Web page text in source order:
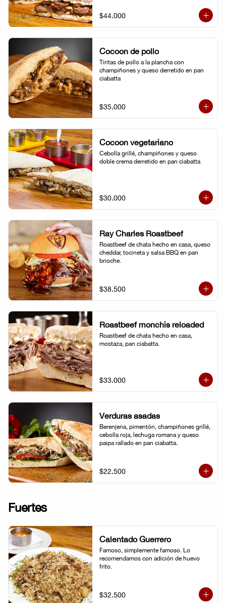
$44.000
Cocoon de pollo
Tiritas de pollo a la plancha con
champiñones y queso derretido en pan
ciabatta
$35.000
Cocoon vegetariano
Cebolla grillé, champiñones y queso
doble crema derretido en pan ciabatta
$30.000
Ray Charles Roastbeef
Roastbeef de chata hecho en casa, queso
cheddar, tocineta y salsa BBQ en pan
brioche.
$38.500
Roastbeef monchis reloaded
Roastbeef de chata hecho en casa,
mostaza, pan ciabatta.
$33.000
Verduras asadas
Berenjena, pimentón, champiñones grillé,
cebolla roja, lechuga romana y queso
paipa rallado en pan ciabatta.
$22.500
Fuertes
Calentado Guerrero
Famoso, simplemente famoso. Lo
recomendamos con adición de huevo
frito.
$32.500